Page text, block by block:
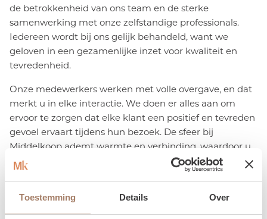
Toestemming Details Over
de betrokkenheid van ons team en de sterke
samenwerking met onze zelfstandige professionals.
Iedereen wordt bij ons gelijk behandeld, want we
geloven in een gezamenlijke inzet voor kwaliteit en
tevredenheid.
Onze medewerkers werken met volle overgave, en dat
merkt u in elke interactie. We doen er alles aan om
ervoor te zorgen dat elke klant een positief en tevreden
gevoel ervaart tijdens hun bezoek. De sfeer bij
Middelkoop ademt warmte en verbinding, waardoor u
zich meteen thuis voelt.
Beleef Middelkoop niet alleen als showroom, maar als
een plek waar mensen met passie en aandacht
samenkomen, om de beste oplossingen voor uw